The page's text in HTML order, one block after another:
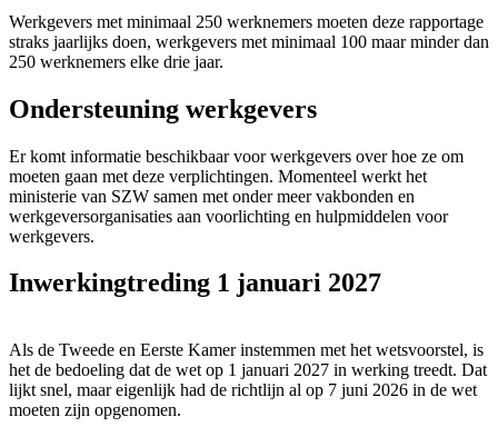
Werkgevers met minimaal 250 werknemers moeten deze rapportage
straks jaarlijks doen, werkgevers met minimaal 100 maar minder dan
250 werknemers elke drie jaar.
Ondersteuning werkgevers
Er komt informatie beschikbaar voor werkgevers over hoe ze om
moeten gaan met deze verplichtingen. Momenteel werkt het
ministerie van SZW samen met onder meer vakbonden en
werkgeversorganisaties aan voorlichting en hulpmiddelen voor
werkgevers.
Inwerkingtreding 1 januari 2027
Als de Tweede en Eerste Kamer instemmen met het wetsvoorstel, is
het de bedoeling dat de wet op 1 januari 2027 in werking treedt. Dat
lijkt snel, maar eigenlijk had de richtlijn al op 7 juni 2026 in de wet
moeten zijn opgenomen.